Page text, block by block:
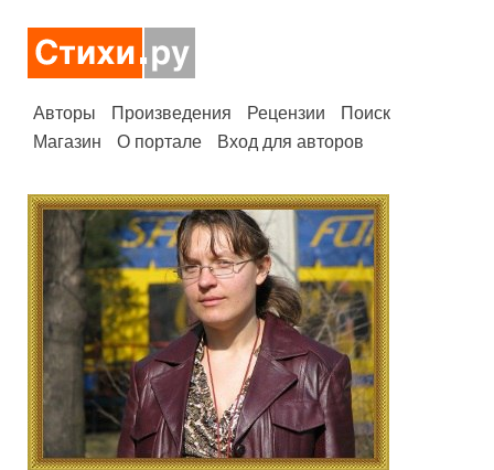
Авторы Произведения Рецензии
Поиск
Магазин
О портале Вход для авторов